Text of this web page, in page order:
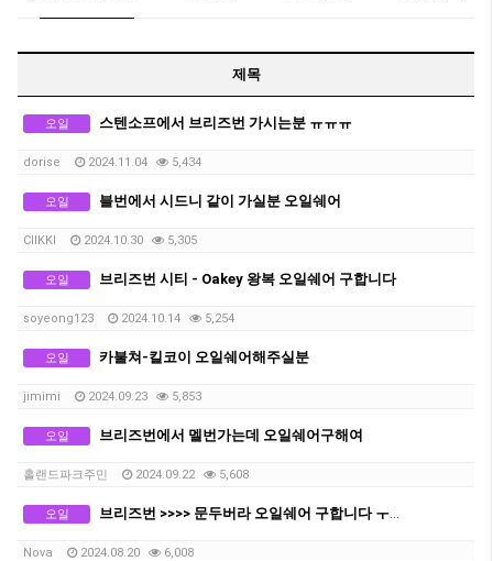
제목
오일 스텐소프에서 브리즈번 가시는분 ㅠㅠㅠ
dorise 2024.11.04 5,434
오일 블번에서 시드니 같이 가실분 오일쉐어
CIIKKI 2024.10.30 5,305
오일 브리즈번 시티 - Oakey 왕복 오일쉐어 구합니다
soyeong123 2024.10.14 5,254
오일 카불쳐-킬코이 오일쉐어해주실분
jimimi 2024.09.23 5,853
오일 브리즈번에서 멜번가는데 오일쉐어구해여
홀랜드파크주민 2024.09.22 5,608
오일 브리즈번 >>>> 문두버라 오일쉐어 구합니다 ㅜㅜㅜ
Nova 2024.08.20 6,008